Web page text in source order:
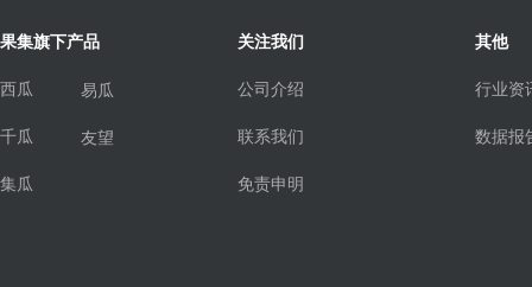
果集旗下产品
西瓜
千瓜
集瓜
易瓜
友望
关注我们
公司介绍
联系我们
免责申明
其他
行业资
数据报